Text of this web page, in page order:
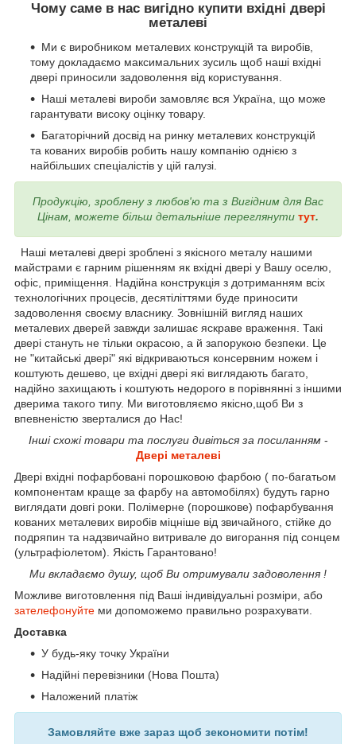
Чому саме в нас вигідно купити вхідні двері
металеві
Ми є виробником металевих конструкцій та виробів,
тому докладаємо максимальних зусиль щоб наші вхідні
двері приносили задоволення від користування.
Наші металеві вироби замовляє вся Україна, що може
гарантувати високу оцінку товару.
Багаторічний досвід на ринку металевих конструкцій
та кованих виробів робить нашу компанію однією з
найбільших спеціалістів у цій галузі.
Продукцію, зроблену з любов'ю та з Вигідним для Вас
Цінам, можете більш детальніше переглянути тут.
Наші металеві двері зроблені з якісного металу нашими
майстрами є гарним рішенням як вхідні двері у Вашу оселю,
офіс, приміщення. Надійна конструкція з дотриманням всіх
технологічних процесів, десятіліттями буде приносити
задоволення своєму власнику. Зовнішній вигляд наших
металевих дверей завжди залишає яскраве враження. Такі
двері стануть не тільки окрасою, а й запорукою безпеки. Це
не "китайські двері" які відкриваються консервним ножем і
коштують дешево, це вхідні двері які виглядають багато,
надійно захищають і коштують недорого в порівнянні з іншими
дверима такого типу. Ми виготовляємо якісно,щоб Ви з
впевненістю зверталися до Нас!
Інші схожі товари та послуги дивіться за посиланням-
Двері металеві
Двері вхідні пофарбовані порошковою фарбою ( по-багатьом
компонентам краще за фарбу на автомобілях) будуть гарно
виглядати довгі роки. Полімерне (порошкове) пофарбування
кованих металевих виробів міцніше від звичайного, стійке до
подряпин та надзвичайно витривале до вигорання під сонцем
(ультрафіолетом). Якість Гарантовано!
Ми вкладаємо душу, щоб Ви отримували задоволення !
Можливе виготовлення під Ваші індивідуальні розміри, або
зателефонуйте ми допоможемо правильно розрахувати.
Доставка
У будь-яку точку України
Надійні перевізники (Нова Пошта)
Наложений платіж
Замовляйте вже зараз щоб зекономити потім!